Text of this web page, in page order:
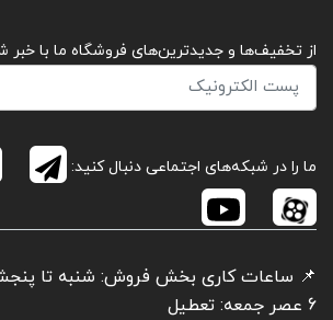
از تخفیف‌ها و جدیدترین‌های فروشگاه ما با خبر
ما را در شبکه‌های اجتماعی دنبال کنید:
6 عصر جمعه: تعطیل